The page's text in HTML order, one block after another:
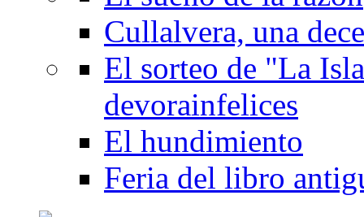
Cullalvera, una
El sorteo de "La
devorainfelices
El hundimiento
Feria del libro